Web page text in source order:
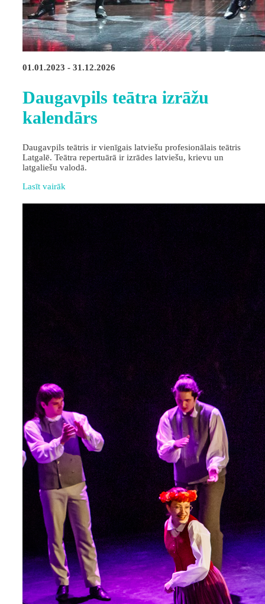
01.01.2023 - 31.12.2026
Daugavpils teātra izrāžu
kalendārs
Daugavpils teātris ir vienīgais latviešu profesionālais teātris
Latgalē. Teātra repertuārā ir izrādes latviešu, krievu un
latgaliešu valodā.
Lasīt vairāk